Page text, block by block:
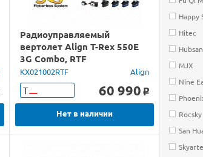
Happy
Hitec
Hubsan
MJX
Nine
Rocsky
San
Радиоуправляемый
вертолет Align T-Rex 550E
3G Combo, RTF
KX021002RTF Align
Т 60 990 o
Нет в наличии